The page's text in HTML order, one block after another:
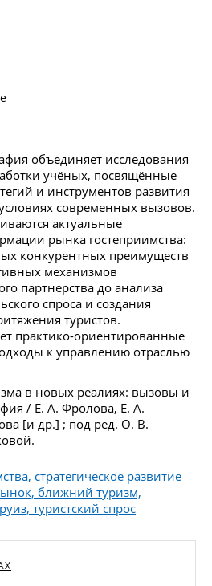
объединяет исследования
учёных, посвящённые
и инструментов развития
современных вызовов.
актуальные
рынка гостеприимства:
конкурентных преимуществ
механизмов
партнерства до анализа
спроса и создания
туристов.
практико-ориентированные
к управлению отраслью
в новых реалиях: вызовы и
/ Е. А. Фролова, Е. А.
[и др.] ; под ред. О. В.
стратегическое развитие
ближний туризм,
туристский спрос